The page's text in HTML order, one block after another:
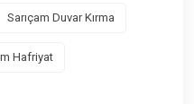
Sarıçam Duvar Kırma
Hafriyat